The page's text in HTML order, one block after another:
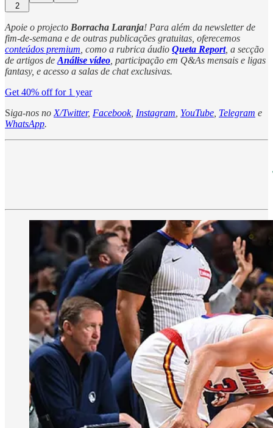
2
Apoie o projecto Borracha Laranja! Para além da newsletter de
fim-de-semana e de outras publicações gratuitas, oferecemos
conteúdos premium , como a rubrica áudio Queta Report, a secção
de artigos de Análise vídeo , participação em Q&As mensais e ligas
fantasy, e acesso a salas de chat exclusivas.
Get 40% off for 1 year
Siga-nos no X/Twitter, Facebook, Instagram YouTube Telegram e
WhatsApp.